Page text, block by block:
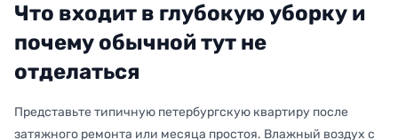
Что входит в глубокую уборку и
почему обычной тут не
отделаться
Представьте типичную петербургскую квартиру после
затяжного ремонта или месяца простоя. Влажный воздух с